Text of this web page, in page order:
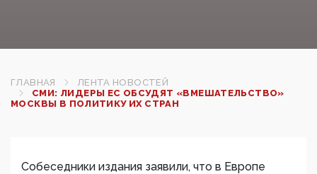
ГЛАВНАЯ
ЛЕНТА НОВОСТЕЙ
СМИ: ЛИДЕРЫ ЕС ОБСУДЯТ «ВМЕШАТЕЛЬСТВО»
МОСКВЫ В ПОЛИТИКУ ИХ СТРАН
Собеседники издания заявили, что в Европе